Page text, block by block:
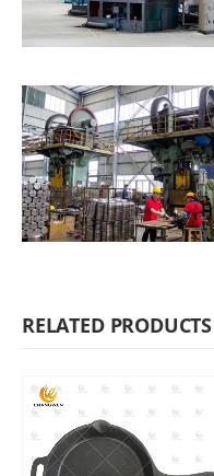
RELATED PRODUCTS